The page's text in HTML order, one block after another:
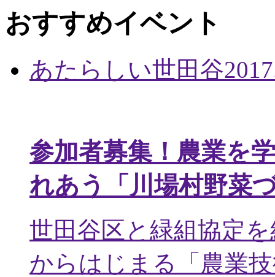
おすすめイベント
あたらしい世田谷
参加者募集！農業を
れあう「川場村野菜
世田谷区と緑組協定
からはじまる「農業